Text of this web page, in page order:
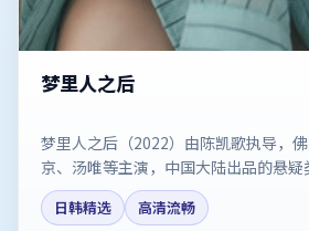
梦里人之后
梦里人之后（2022）由陈凯歌执导，
京、汤唯等主演，中国大陆出品的悬
却充满张力，人物弧光完整。剧情简介
参考，上映日期以片方资料为准。
日韩精选
高清流畅